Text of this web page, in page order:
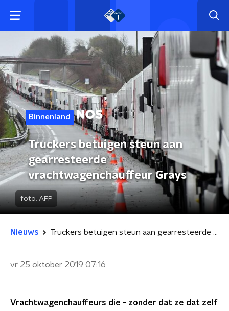
Binnenland
Truckers betuigen steun aan
gearresteerde
vrachtwagenchauffeur Grays
foto: AFP
Nieuws Truckers betuigen steun aan gearresteerde vrachtwagenchauffeur Grays
vr 25 oktober 2019 07:16
Vrachtwagenchauffeurs die - zonder dat ze dat zelf